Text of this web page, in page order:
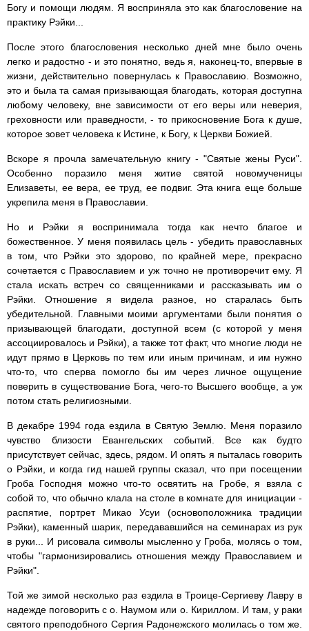
Богу и помощи людям. Я восприняла это как благословение на
практику Рэйки...
После этого благословения несколько дней мне было очень
легко и радостно - и это понятно, ведь я, наконец-то, впервые в
жизни, действительно повернулась к Православию. Возможно,
это и была та самая призывающая благодать, которая доступна
любому человеку, вне зависимости от его веры или неверия,
греховности или праведности, - то прикосновение Бога к душе,
которое зовет человека к Истине, к Богу, к Церкви Божией.
Вскоре я прочла замечательную книгу - "Святые жены Руси".
Особенно поразило меня житие святой новомученицы
Елизаветы, ее вера, ее труд, ее подвиг. Эта книга еще больше
укрепила меня в Православии.
Но и Рэйки я воспринимала тогда как нечто благое и
божественное. У меня появилась цель - убедить православных
в том, что Рэйки это здорово, по крайней мере, прекрасно
сочетается с Православием и уж точно не противоречит ему. Я
стала искать встреч со священниками и рассказывать им о
Рэйки. Отношение я видела разное, но старалась быть
убедительной. Главными моими аргументами были понятия о
призывающей благодати, доступной всем (с которой у меня
ассоциировалось и Рэйки), а также тот факт, что многие люди не
идут прямо в Церковь по тем или иным причинам, и им нужно
что-то, что сперва помогло бы им через личное ощущение
поверить в существование Бога, чего-то Высшего вообще, а уж
потом стать религиозными.
В декабре 1994 года ездила в Святую Землю. Меня поразило
чувство близости Евангельских событий. Все как будто
присутствует сейчас, здесь, рядом. И опять я пыталась говорить
о Рэйки, и когда гид нашей группы сказал, что при посещении
Гроба Господня можно что-то освятить на Гробе, я взяла с
собой то, что обычно клала на столе в комнате для инициации -
распятие, портрет Микао Усуи (основоположника традиции
Рэйки), каменный шарик, передававшийся на семинарах из рук
в руки... И рисовала символы мысленно у Гроба, молясь о том,
чтобы "гармонизировались отношения между Православием и
Рэйки".
Той же зимой несколько раз ездила в Троице-Сергиеву Лавру в
надежде поговорить с о. Наумом или о. Кириллом. И там, у раки
святого преподобного Сергия Радонежского молилась о том же.